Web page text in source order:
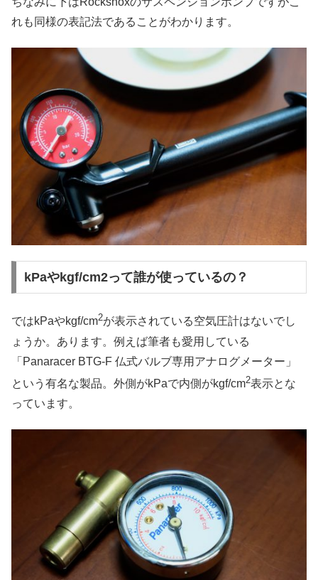
れも同様の表記法であることがわかります。
kPaやkgf/cm2って誰が使っているの？
ではkPaやkgf/cm2が表示されている空気圧計はないでし
ょうか。あります。例えば筆者も愛用している
「Panaracer BTG-F 仏式バルブ専用アナログメーター」
という有名な製品。外側がkPaで内側がkgf/cm2表示とな
っています。